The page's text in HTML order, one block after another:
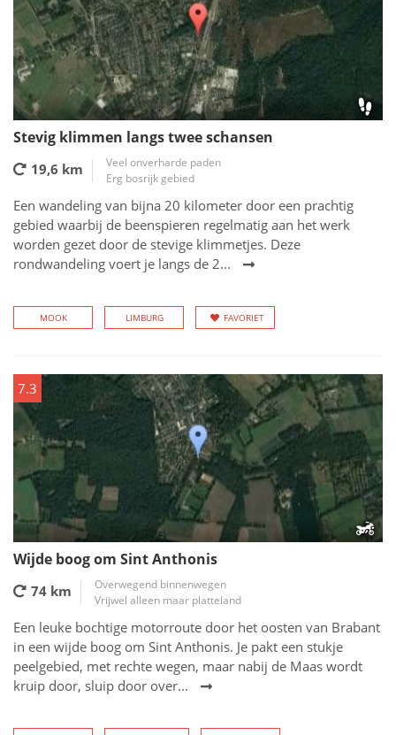
Stevig klimmen langs twee schansen
19,6 km
Veel onverharde paden
Erg bosrijk gebied
Een wandeling van bijna 20 kilometer door een prachtig
gebied waarbij de beenspieren regelmatig aan het werk
worden gezet door de stevige klimmetjes. Deze
rondwandeling voert je langs de 2...
MOOK LIMBURG FAVORIET
7.3
Wijde boog om Sint Anthonis
74 km
Overwegend binnenwegen
Vrijwel alleen maar platteland
Een leuke bochtige motorroute door het oosten van Brabant
in een wijde boog om Sint Anthonis. Je pakt een stukje
peelgebied, met rechte wegen, maar nabij de Maas wordt
kruip door, sluip door over...